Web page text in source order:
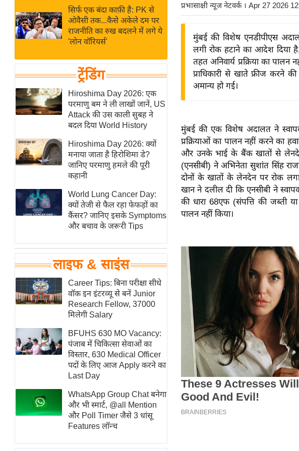
ई-पेपर
मिसाल बेमिसाल
शख्सियत
यंग इंडिया
साहित्य जगत
ऑटो वर्ल्ड
न्यूज ब्रीफ
मनोरंजन जगत
बॉलीवुड
हॉलीवुड
फिल्म समीक्षा
News
लाइफस्टाइल
टेक्नॉलॉजी
ब्यूटी/फैशन
घरेलू नुस्खे
पर्यटन स्थल
फिटनेस मंत्रा
रिलेशनशिप
विश्लेषण
समसामयिक
मातृभूमि
स्तंभ
एम.
आर.
चाय पर
सिर्फ एक बंदा काफ़ी है: PK से
ओवैसी तक...कैसे अकेले दम पर
राजनीति का रुख बदलने में लगे ये
'लोन वॉरियर्स'
ट्रेंडिंग
Hiroshima Day 2026: एक
परमाणु बम ने ली लाखों जानें, US
Attack की उस काली सुबह ने
बदल दिया World History
Hiroshima Day 2026: क्यों
मनाया जाता है हिरोशिमा डे?
जानिए परमाणु हमले की पूरी
कहानी
World Lung Cancer Day:
क्यों तेजी से फैल रहा फेफड़ों का
कैंसर? जानिए इसके Symptoms
और बचाव के जरूरी Tips
लाइफ & साइंस
Career Tips: बिना परीक्षा सीधे
वॉक इन इंटरव्यू से बनें Junior
Research Fellow, 37000
मिलेगी Salary
BFUHS 630 MO Vacancy:
पंजाब में चिकित्सा सेवाओं का
विस्तार, 630 Medical Officer
पदों के लिए आज Apply करने का
Last Day
WhatsApp Group Chat बनेगा
और भी स्मार्ट, @all Mention
और Poll Timer जैसे 3 धांसू
Features लॉन्च
प्रभासाक्षी न्यूज नेटवर्क। Apr 27 2026
मुंबई की विशेष एनडीपीएस
लगी रोक हटाने का आदेश दिया
तहत अनिवार्य प्रक्रिया का
प्राधिकारी से खाते फ्रीज करने
अमान्य हो गई।
मुंबई की एक विशेष अदालत ने स्वापक
प्रक्रियाओं का पालन नहीं करने का
और उनके भाई के बैंक खातों से लेनदेन
(एनसीबी) ने अभिनेता सुशांत सिंह
दोनों के खातों के लेनदेन पर रोक
खान ने दलील दी कि एनसीबी ने
की धारा 68एफ (संपत्ति की जब्ती
पालन नहीं किया।